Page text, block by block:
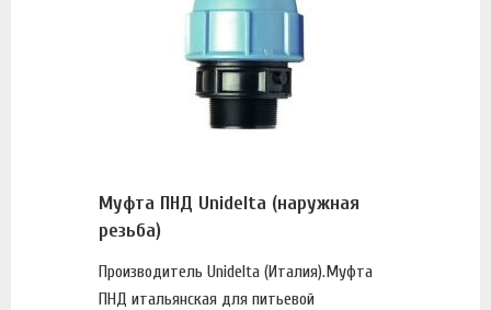
Муфта ПНД Unidelta (наружная
резьба)
Производитель Unidelta (Италия).Муфта
ПНД итальянская для питьевой